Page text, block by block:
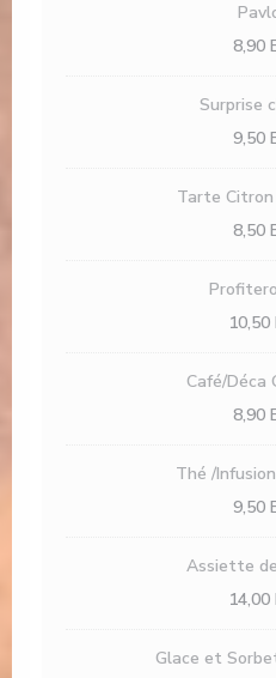
8,90
Surprise
9,50
Tarte Citron
8,50
10,50
Café/Déca
8,90
Thé /
9,50
Assiette
14,00
Glace et